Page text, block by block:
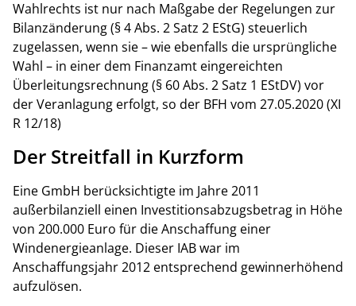
Wahlrechts ist nur nach Maßgabe der Regelungen zur
Bilanzänderung (§ 4 Abs. 2 Satz 2 EStG) steuerlich
zugelassen, wenn sie – wie ebenfalls die ursprüngliche
Wahl – in einer dem Finanzamt eingereichten
Überleitungsrechnung (§ 60 Abs. 2 Satz 1 EStDV) vor
der Veranlagung erfolgt, so der BFH vom 27.05.2020 (XI
R 12/18)
Der Streitfall in Kurzform
Eine GmbH berücksichtigte im Jahre 2011
außerbilanziell einen Investitionsabzugsbetrag in Höhe
von 200.000 Euro für die Anschaffung einer
Windenergieanlage. Dieser IAB war im
Anschaffungsjahr 2012 entsprechend gewinnerhöhend
aufzulösen.